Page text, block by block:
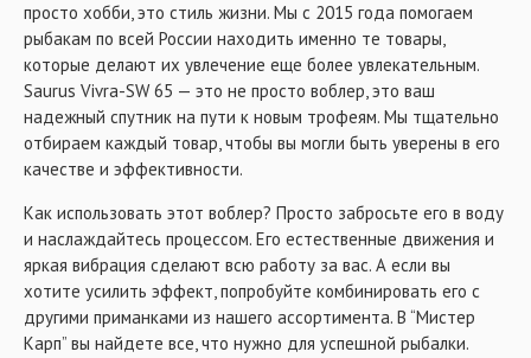
просто хобби, это стиль жизни. Мы с 2015 года помогаем
рыбакам по всей России находить именно те товары,
которые делают их увлечение еще более увлекательным.
Saurus Vivra-SW 65 — это не просто воблер, это ваш
надежный спутник на пути к новым трофеям. Мы тщательно
отбираем каждый товар, чтобы вы могли быть уверены в его
качестве и эффективности.
Как использовать этот воблер? Просто забросьте его в воду
и наслаждайтесь процессом. Его естественные движения и
яркая вибрация сделают всю работу за вас. А если вы
хотите усилить эффект, попробуйте комбинировать его с
другими приманками из нашего ассортимента. В “Мистер
Карп” вы найдете все, что нужно для успешной рыбалки.